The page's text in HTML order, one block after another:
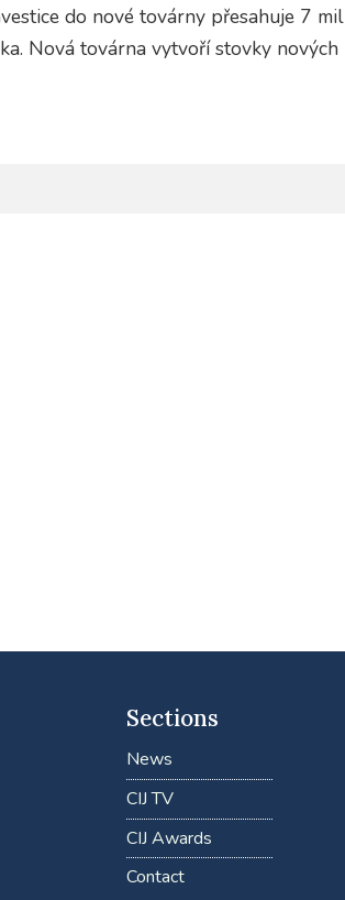
do nové továrny přesahuje 7
Nová továrna vytvoří stovky
Sections
News
CIJ TV
CIJ Awards
Contact